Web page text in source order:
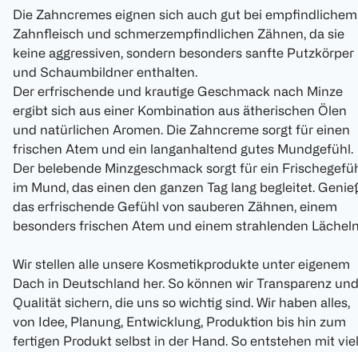
Die Zahncremes eignen sich auch gut bei empfindlichem
Zahnfleisch und schmerzempfindlichen Zähnen, da sie
keine aggressiven, sondern besonders sanfte Putzkörper
und Schaumbildner enthalten.
Der erfrischende und krautige Geschmack nach Minze
ergibt sich aus einer Kombination aus ätherischen Ölen
und natürlichen Aromen. Die Zahncreme sorgt für einen
frischen Atem und ein langanhaltend gutes Mundgefühl.
Der belebende Minzgeschmack sorgt für ein
im Mund, das einen den ganzen Tag lang begleitet.
das erfrischende Gefühl von sauberen Zähnen, einem
besonders frischen Atem und einem strahlenden
Wir stellen alle unsere Kosmetikprodukte unter eigenem
Dach in Deutschland her. So können wir Transparenz und
Qualität sichern, die uns so wichtig sind. Wir haben alles,
von Idee, Planung, Entwicklung, Produktion bis hin zum
fertigen Produkt selbst in der Hand. So entstehen mit viel